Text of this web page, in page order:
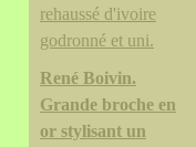
René Boivin.
Grande broche en
or stylisant un